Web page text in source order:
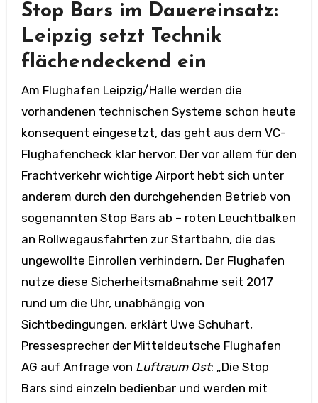
Stop Bars im Dauereinsatz:
Leipzig setzt Technik
flächendeckend ein
Am Flughafen Leipzig/Halle werden die
vorhandenen technischen Systeme schon heute
konsequent eingesetzt, das geht aus dem VC-
Flughafencheck klar hervor. Der vor allem für den
Frachtverkehr wichtige Airport hebt sich unter
anderem durch den durchgehenden Betrieb von
sogenannten Stop Bars ab – roten Leuchtbalken
an Rollwegausfahrten zur Startbahn, die das
ungewollte Einrollen verhindern. Der Flughafen
nutze diese Sicherheitsmaßnahme seit 2017
rund um die Uhr, unabhängig von
Sichtbedingungen, erklärt Uwe Schuhart,
Pressesprecher der Mitteldeutsche Flughafen
AG auf Anfrage von Luftraum Ost: „Die Stop
Bars sind einzeln bedienbar und werden mit